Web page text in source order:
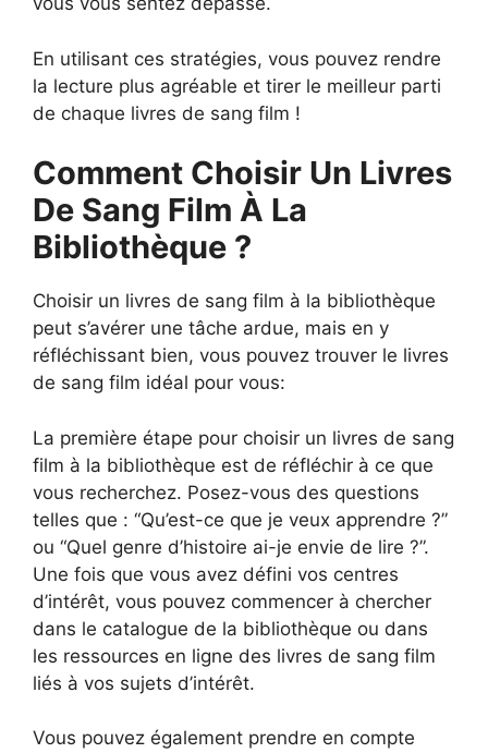
En utilisant ces stratégies, vous pouvez rendre
la lecture plus agréable et tirer le meilleur parti
de chaque livres de sang film !
Comment Choisir Un Livres
De Sang Film À La
Bibliothèque ?
Choisir un livres de sang film à la bibliothèque
peut s’avérer une tâche ardue, mais en y
réfléchissant bien, vous pouvez trouver le livres
de sang film idéal pour vous:
La première étape pour choisir un livres de sang
film à la bibliothèque est de réfléchir à ce que
vous recherchez. Posez-vous des questions
telles que : “Qu’est-ce que je veux apprendre ?”
ou “Quel genre d’histoire ai-je envie de lire ?”.
Une fois que vous avez défini vos centres
d’intérêt, vous pouvez commencer à chercher
dans le catalogue de la bibliothèque ou dans
les ressources en ligne des livres de sang film
liés à vos sujets d’intérêt.
Vous pouvez également prendre en compte